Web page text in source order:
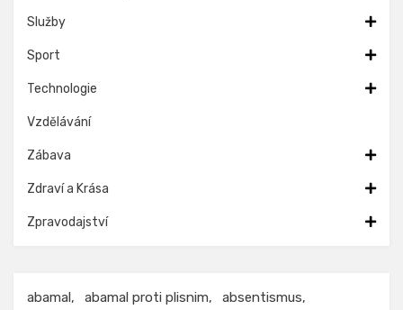
Služby
Sport
Technologie
Vzdělávání
Zábava
Zdraví a Krása
Zpravodajství
abamal abamal proti plisnim
absentismus